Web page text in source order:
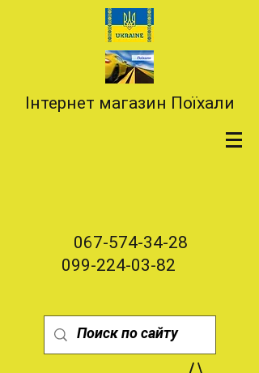
Інтернет магазин Поїхали
067-574-34-28
099-224-03-82